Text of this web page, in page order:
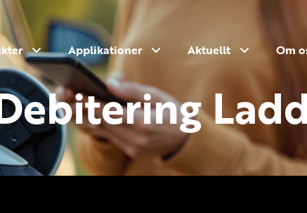
Applikationer Aktuellt Om